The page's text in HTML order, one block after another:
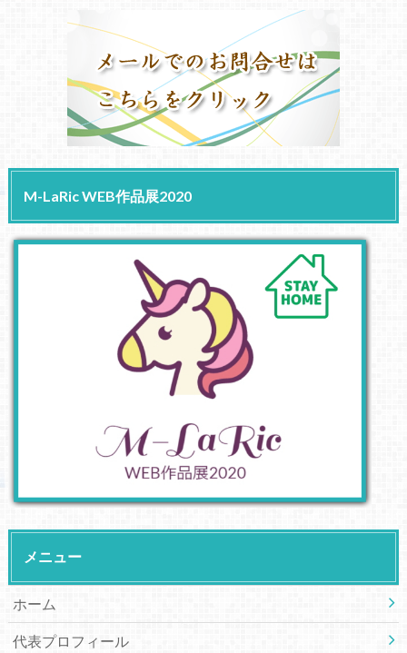
M-LaRic WEB作品展2020
メニュー
ホーム
代表プロフィール